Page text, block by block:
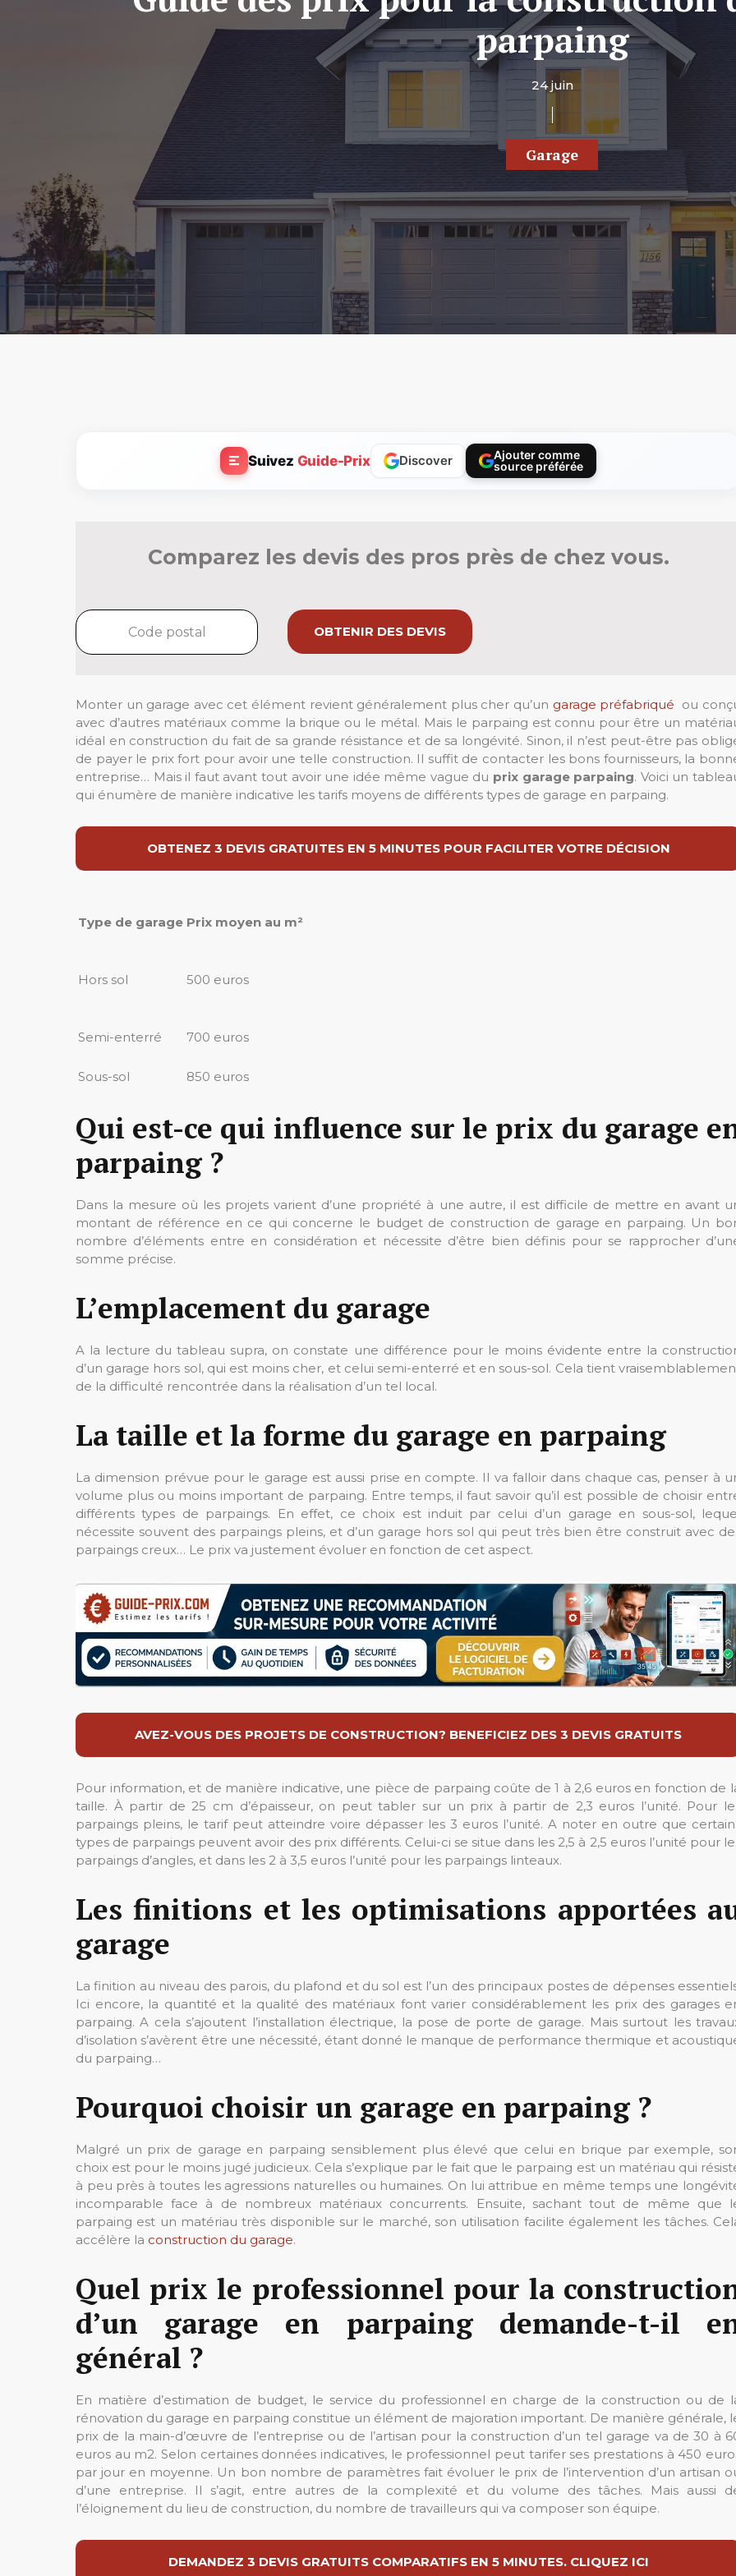
parpaing
24 juin
Garage
Suivez Guide-Prix Discover
Ajouter comme
source préférée
Comparez les devis des pros près de chez vous.
OBTENIR DES DEVIS
Monter un garage avec cet élément revient généralement plus cher qu’un garage préfabriqué ou
avec d’autres matériaux comme la brique ou le métal. Mais le parpaing est connu pour être un
idéal en construction du fait de sa grande résistance et de sa longévité. Sinon, il n’est peut-être pas
de payer le prix fort pour avoir une telle construction. Il suffit de contacter les bons fournisseurs, la
entreprise… Mais il faut avant tout avoir une idée même vague du prix garage parpaing. Voici un
qui énumère de manière indicative les tarifs moyens de différents types de garage en parpaing.
OBTENEZ 3 DEVIS GRATUITES EN 5 MINUTES POUR FACILITER VOTRE DÉCISION
Type de garage Prix moyen au m²
Hors sol 500 euros
Semi-enterré 700 euros
Sous-sol 850 euros
Qui est-ce qui influence sur le prix du garage
parpaing ?
Dans la mesure où les projets varient d’une propriété à une autre, il est difficile de mettre en avant
montant de référence en ce qui concerne le budget de construction de garage en parpaing. Un
nombre d’éléments entre en considération et nécessite d’être bien définis pour se rapprocher
somme précise.
L’emplacement du garage
A la lecture du tableau supra, on constate une différence pour le moins évidente entre la
d’un garage hors sol, qui est moins cher, et celui semi-enterré et en sous-sol. Cela tient
de la difficulté rencontrée dans la réalisation d’un tel local.
La taille et la forme du garage en parpaing
La dimension prévue pour le garage est aussi prise en compte. Il va falloir dans chaque cas, penser à
volume plus ou moins important de parpaing. Entre temps, il faut savoir qu’il est possible de choisir
différents types de parpaings. En effet, ce choix est induit par celui d’un garage en sous-sol,
nécessite souvent des parpaings pleins, et d’un garage hors sol qui peut très bien être construit avec
parpaings creux… Le prix va justement évoluer en fonction de cet aspect.
AVEZ-VOUS DES PROJETS DE CONSTRUCTION? BENEFICIEZ DES 3 DEVIS GRATUITS
Pour information, et de manière indicative, une pièce de parpaing coûte de 1 à 2,6 euros en fonction de
taille. À partir de 25 cm d’épaisseur, on peut tabler sur un prix à partir de 2,3 euros l’unité. Pour
parpaings pleins, le tarif peut atteindre voire dépasser les 3 euros l’unité. A noter en outre que
types de parpaings peuvent avoir des prix différents. Celui-ci se situe dans les 2,5 à 2,5 euros l’unité pour
parpaings d’angles, et dans les 2 à 3,5 euros l’unité pour les parpaings linteaux.
Les finitions et les optimisations apportées
garage
La finition au niveau des parois, du plafond et du sol est l’un des principaux postes de dépenses
Ici encore, la quantité et la qualité des matériaux font varier considérablement les prix des garages
parpaing. A cela s’ajoutent l’installation électrique, la pose de porte de garage. Mais surtout les
d’isolation s’avèrent être une nécessité, étant donné le manque de performance thermique et
du parpaing…
Pourquoi choisir un garage en parpaing ?
Malgré un prix de garage en parpaing sensiblement plus élevé que celui en brique par exemple,
choix est pour le moins jugé judicieux. Cela s’explique par le fait que le parpaing est un matériau qui
à peu près à toutes les agressions naturelles ou humaines. On lui attribue en même temps une
incomparable face à de nombreux matériaux concurrents. Ensuite, sachant tout de même que
parpaing est un matériau très disponible sur le marché, son utilisation facilite également les tâches.
accélère la construction du garage.
Quel prix le professionnel pour la
d’un garage en parpaing demande-t-il
général ?
En matière d’estimation de budget, le service du professionnel en charge de la construction ou de
rénovation du garage en parpaing constitue un élément de majoration important. De manière générale,
prix de la main-d’œuvre de l’entreprise ou de l’artisan pour la construction d’un tel garage va de 30 à
euros au m2. Selon certaines données indicatives, le professionnel peut tarifer ses prestations à 450
par jour en moyenne. Un bon nombre de paramètres fait évoluer le prix de l’intervention d’un artisan
d’une entreprise. Il s’agit, entre autres de la complexité et du volume des tâches. Mais aussi
l’éloignement du lieu de construction, du nombre de travailleurs qui va composer son équipe.
DEMANDEZ 3 DEVIS GRATUITS COMPARATIFS EN 5 MINUTES. CLIQUEZ ICI